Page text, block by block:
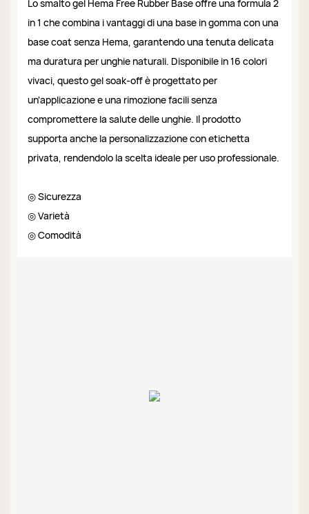
Lo smalto gel Hema Free Rubber Base offre una formula 2
in 1 che combina i vantaggi di una base in gomma con una
base coat senza Hema, garantendo una tenuta delicata
ma duratura per unghie naturali. Disponibile in 16 colori
vivaci, questo gel soak-off è progettato per
un'applicazione e una rimozione facili senza
compromettere la salute delle unghie. Il prodotto
supporta anche la personalizzazione con etichetta
privata, rendendolo la scelta ideale per uso professionale.
◎ Sicurezza
◎ Varietà
◎ Comodità